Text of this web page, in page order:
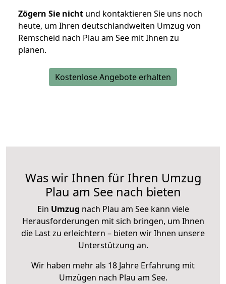
Zögern Sie nicht und kontaktieren Sie uns noch
heute, um Ihren deutschlandweiten Umzug von
Remscheid nach Plau am See mit Ihnen zu
planen.
Kostenlose Angebote erhalten
Was wir Ihnen für Ihren Umzug
Plau am See nach bieten
Ein Umzug nach Plau am See kann viele
Herausforderungen mit sich bringen, um Ihnen
die Last zu erleichtern – bieten wir Ihnen unsere
Unterstützung an.
Wir haben mehr als 18 Jahre Erfahrung mit
Umzügen nach Plau am See.